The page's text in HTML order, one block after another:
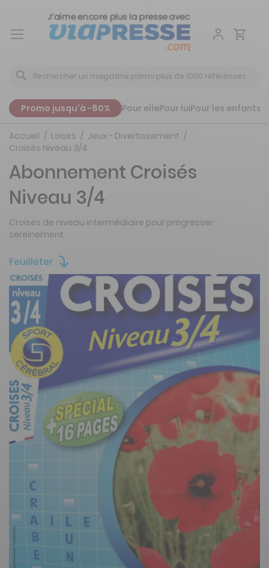
Aller
Promo jusqu'à -80% Pour ellePour luiPour les enfants
Accueil Loisirs
Jeux - Divertissement
Croisés Niveau 3/4
Feuilleter
Abonnement Croisés
Niveau 3/4
Croisés de niveau intermédiaire pour progresser
sereinement.